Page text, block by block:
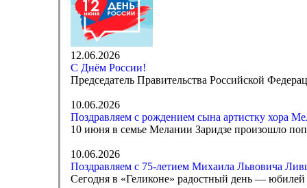
12.06.2026
С Днём России!
Председатель Правительства Российской
10.06.2026
Поздравляем с рождением сына артистку хора
10 июня в семье Мелании Заридзе произошло
10.06.2026
Поздравляем с 75-летием Михаила Львовича
Сегодня в «Геликоне» радостный день —